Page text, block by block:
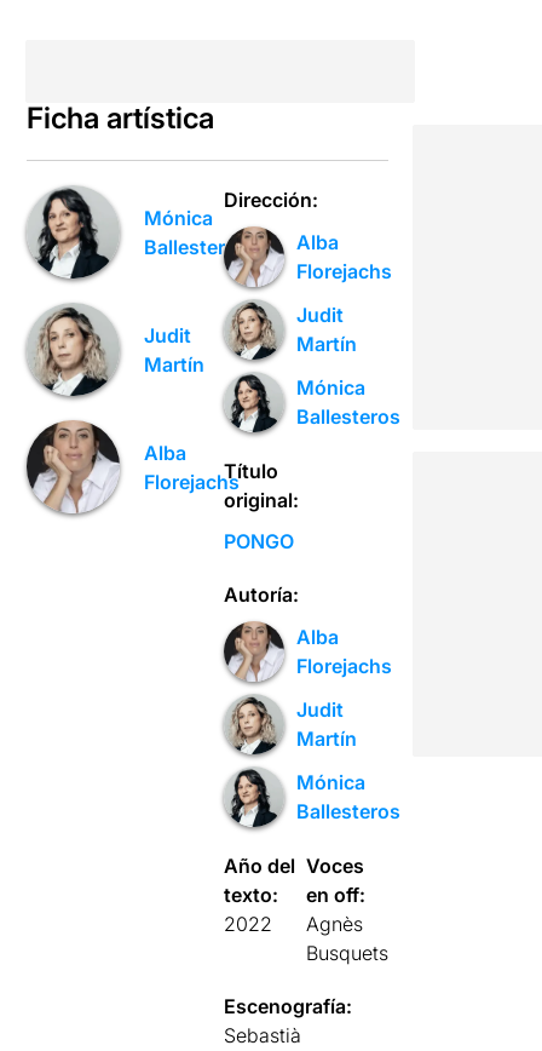
Ficha artística
Mónica
Ballesteros
Judit
Martín
Alba
Florejachs
Dirección:
Alba
Florejachs
Judit
Martín
Mónica
Ballesteros
Título
original:
PONGO
Autoría:
Alba
Florejachs
Judit
Martín
Mónica
Ballesteros
Año del
texto:
2022
Voces
en off:
Agnès
Busquets
Escenografía:
Sebastià